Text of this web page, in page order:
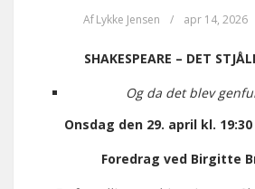
AfLykke Jensen / apr 14, 2026
SHAKESPEARE – DET
Og da det blev
Onsdag den 29. april kl. 19:30
Foredrag ved Birgitte